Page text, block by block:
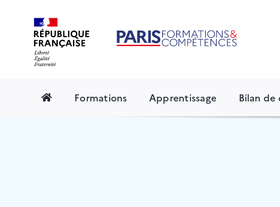
content
Formations Apprentissage Bilan de